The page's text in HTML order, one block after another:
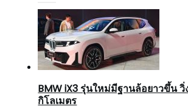
BMW iX3 รุ่นใหม่มีฐานล้อยาวขึ้น วิ่
กิโลเมตร